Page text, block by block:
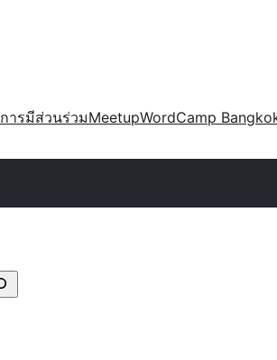
การมีส่วนร่วมMeetupWordCamp